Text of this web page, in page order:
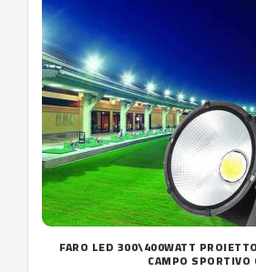
FARO LED 300\400WATT
CAMPO SPORTIVO